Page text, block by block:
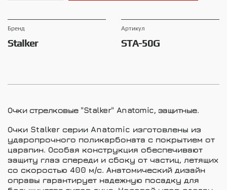
Брeнд
Stalker
Артикул
STA-50G
Очки стрелковые "Stalker" Anatomic, защитные.
Очки Stalker серии Anatomic изготовлены из
ударопрочного поликарбоната с покрытием от
царапин. Особая конструкция обеспечивают
защиту глаз спереди и сбоку от частиц, летящих
со скоростью 400 м/с. Анатомический дизайн
оправы гарантирует надежную посадку для